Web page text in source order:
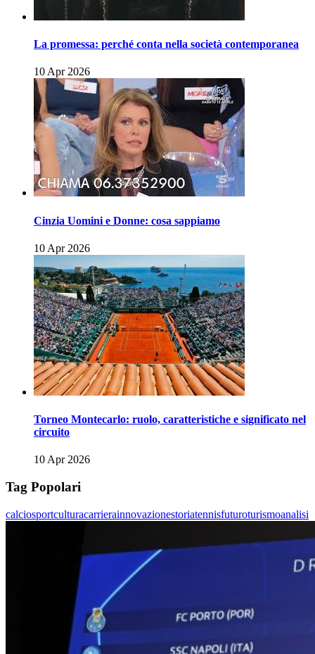
La promessa: perché conta nella società contemporanea
10 Apr 2026
Cinzia Uomini e Donne: cosa sappiamo
10 Apr 2026
Torneo Montecarlo: ruolo, caratteristiche e significato nel
circuito
10 Apr 2026
Tag Popolari
calciosportculturacarrierainnovazionestoriatennisfuturoturismoanalisi